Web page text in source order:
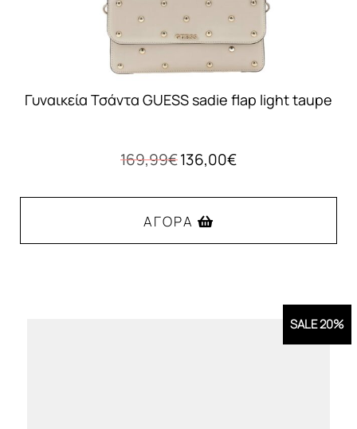
Γυναικεία Τσάντα GUESS sadie flap light taupe
169,99€Original
was:
169,99€.
136,00€Η
τιμή
ΑΓΟΡΆ
SALE 20%